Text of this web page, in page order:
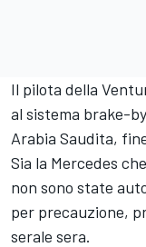
Il pilota della
al sistema brake-
Arabia Saudita,
Sia la Mercedes
non sono state
per precauzione,
serale sera.